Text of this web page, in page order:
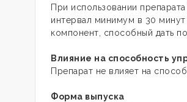
При использовании
интервал минимум в 30 минут
компонент,
способный дать
Влияние на способность
Препарат не влияет на
Форма выпуска